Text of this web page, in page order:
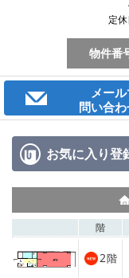
定
物件番
メー
問い合
お気に入り登
階
2階